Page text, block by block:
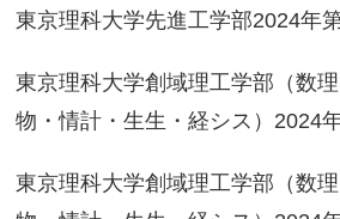
東京理科大学先進工学部2024年
東京理科大学創域理工学部（数
物・情計・生生・経シス）2024
東京理科大学創域理工学部（数